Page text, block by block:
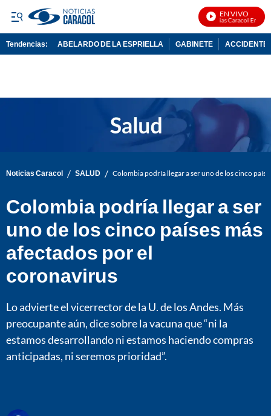
EN VIVO
Noticias Caracol En Vivo
Tendencias: ABELARDO DE LA ESPRIELLA GABINETE ACCIDENTE
Noticias Caracol / SALUD / Colombia podría llegar a ser uno de los cinco
Colombia podría llegar a ser
uno de los cinco países más
afectados por el
coronavirus
Lo advierte el vicerrector de la U. de los Andes. Más
preocupante aún, dice sobre la vacuna que “ni la
estamos desarrollando ni estamos haciendo compras
anticipadas, ni seremos prioridad”.